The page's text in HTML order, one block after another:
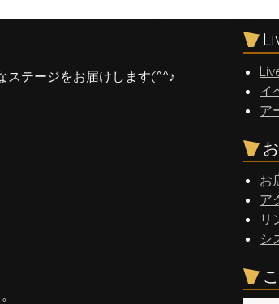
ステージをお届けします(^^♪
イ
ア
お
ア
リ
シ